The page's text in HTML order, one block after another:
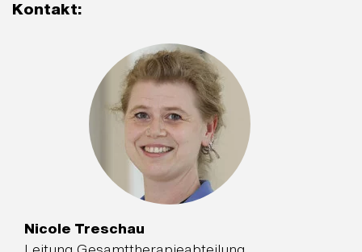
Kontakt:
Nicole Treschau
Leitung Gesamttherapieabteilung